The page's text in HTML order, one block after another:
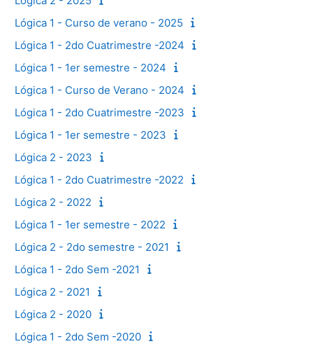
Lógica 1 - Curso de verano - 2025
Lógica 1 - 2do Cuatrimestre -2024
Lógica 1 - 1er semestre - 2024
Lógica 1 - Curso de Verano - 2024
Lógica 1 - 2do Cuatrimestre -2023
Lógica 1 - 1er semestre - 2023
Lógica 2 - 2023
Lógica 1 - 2do Cuatrimestre -2022
Lógica 2 - 2022
Lógica 1 - 1er semestre - 2022
Lógica 2 - 2do semestre - 2021
Lógica 1 - 2do Sem -2021
Lógica 2 - 2021
Lógica 2 - 2020
Lógica 1 - 2do Sem -2020